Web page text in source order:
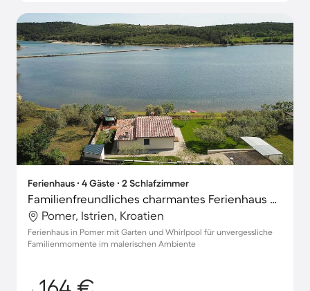
Ferienhaus ∙ 4 Gäste ∙ 2 Schlafzimmer
Familienfreundliches charmantes Ferienhaus mit Whirlpool, Garten und Grill
Pomer, Istrien, Kroatien
Ferienhaus in Pomer mit Garten und Whirlpool für unvergessliche
Familienmomente im malerischen Ambiente